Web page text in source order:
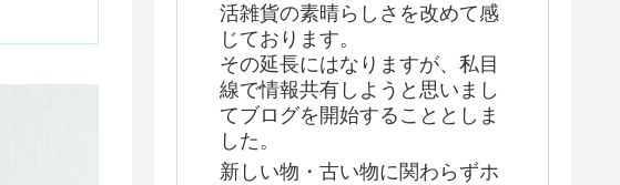
活雑貨の素晴らしさを改めて感
じております。
その延長にはなりますが、私目
線で情報共有しようと思いまし
てブログを開始することとしま
した。
新しい物・古い物に関わらずホ